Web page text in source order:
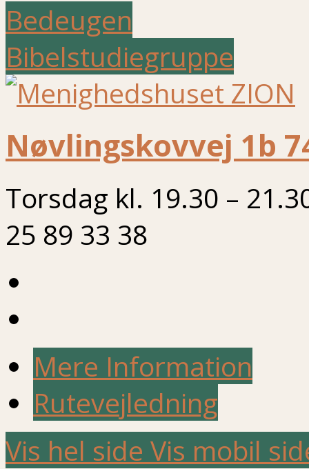
Bedeugen
Bibelstudiegruppe
Nøvlingskovvej 1b
Torsdag kl. 19.30 –
25 89 33 38
Mere Information
Rutevejledning
Vis hel side Vis mobil